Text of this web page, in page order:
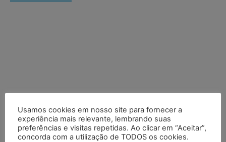
Usamos cookies em nosso site para fornecer a
experiência mais relevante, lembrando suas
preferências e visitas repetidas. Ao clicar em “Aceitar”,
concorda com a utilização de TODOS os cookies.